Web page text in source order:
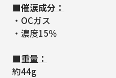
■催涙成分：
・OCガス
・濃度15％
■重量：
約44g